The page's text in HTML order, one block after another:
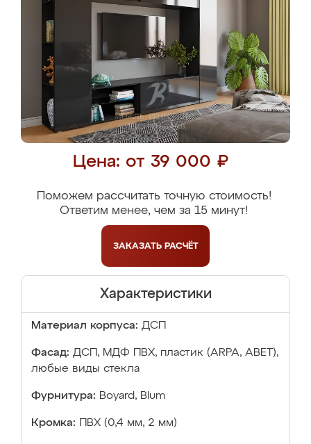
Цена: от 39 000 ₽
Поможем рассчитать точную стоимость!
Ответим менее, чем за 15 минут!
ЗАКАЗАТЬ РАСЧЁТ
Характеристики
Материал корпуса: ДСП
Фасад: ДСП, МДФ ПВХ, пластик (ARPA, ABET),
любые виды стекла
Фурнитура: Boyard, Blum
Кромка: ПВХ (0,4 мм, 2 мм)